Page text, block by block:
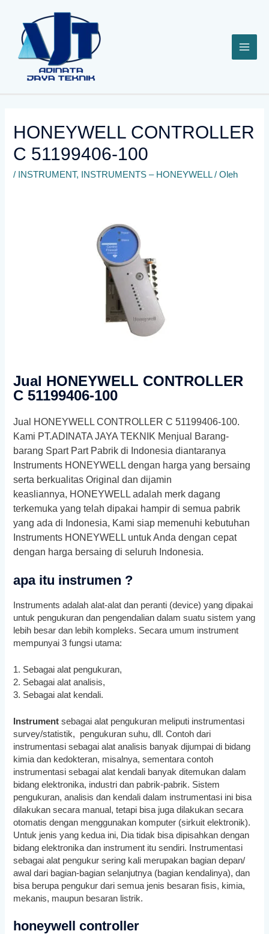
konten
HONEYWELL CONTROLLER
C 51199406-100
/ INSTRUMENT, INSTRUMENTS – HONEYWELL/ Oleh
Jual HONEYWELL CONTROLLER
C 51199406-100
Jual HONEYWELL CONTROLLER C 51199406-100.
Kami PT.ADINATA JAYA TEKNIK Menjual Barang-
barang Spart Part Pabrik di Indonesia diantaranya
Instruments HONEYWELLdengan harga yang bersaing
serta berkualitas Original dan dijamin
keasliannya, HONEYWELLadalah merk dagang
terkemuka yang telah dipakai hampir di semua pabrik
yang ada di Indonesia, Kami siap memenuhi kebutuhan
Instruments HONEYWELLuntuk Anda dengan cepat
dengan harga bersaing di seluruh Indonesia.
apa itu instrumen ?
Instruments adalah alat-alat dan peranti (device) yang dipakai
untuk pengukuran dan pengendalian dalam suatu sistem yang
lebih besar dan lebih kompleks. Secara umum instrument
mempunyai 3 fungsi utama:
1. Sebagai alat pengukuran,
2. Sebagai alat analisis,
3. Sebagai alat kendali.
Instrumentsebagai alat pengukuran meliputi instrumentasi
survey/statistik, pengukuran suhu, dll. Contoh dari
instrumentasi sebagai alat analisis banyak dijumpai di bidang
kimia dan kedokteran, misalnya, sementara contoh
instrumentasi sebagai alat kendali banyak ditemukan dalam
bidang elektronika, industri dan pabrik-pabrik. Sistem
pengukuran, analisis dan kendali dalam instrumentasi ini bisa
dilakukan secara manual, tetapi bisa juga dilakukan secara
otomatis dengan menggunakan komputer (sirkuit elektronik).
Untuk jenis yang kedua ini, Dia tidak bisa dipisahkan dengan
bidang elektronika dan instrument itu sendiri. Instrumentasi
sebagai alat pengukur sering kali merupakan bagian depan/
awal dari bagian-bagian selanjutnya (bagian kendalinya), dan
bisa berupa pengukur dari semua jenis besaran fisis, kimia,
mekanis, maupun besaran listrik.
honeywell controller